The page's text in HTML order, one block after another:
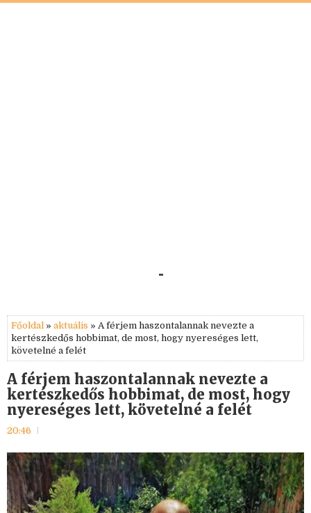
-
Főoldal » aktuális » A férjem haszontalannak nevezte a
kertészkedős hobbimat, de most, hogy nyereséges lett,
követelné a felét
A férjem haszontalannak nevezte a
kertészkedős hobbimat, de most, hogy
nyereséges lett, követelné a felét
20:46